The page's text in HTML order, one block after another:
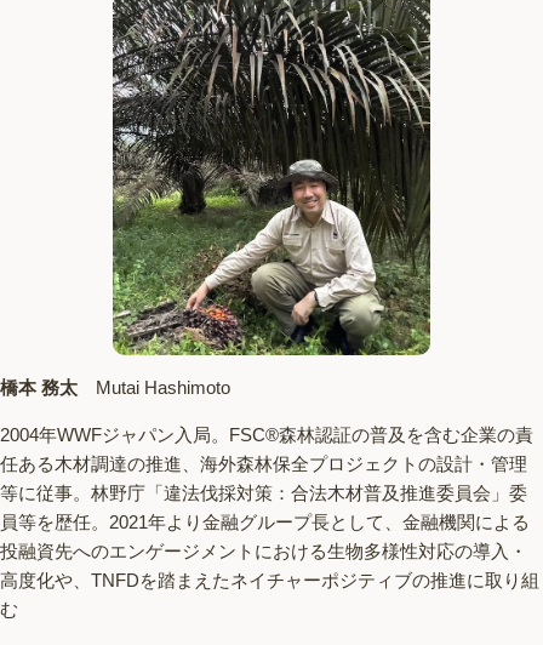
橋本 務太 Mutai Hashimoto
2004年WWFジャパン入局。FSC®森林認証の普及を含む企業の責
任ある木材調達の推進、海外森林保全プロジェクトの設計・管理
等に従事。林野庁「違法伐採対策：合法木材普及推進委員会」委
員等を歴任。2021年より金融グループ長として、金融機関による
投融資先へのエンゲージメントにおける生物多様性対応の導入・
高度化や、TNFDを踏まえたネイチャーポジティブの推進に取り組
む